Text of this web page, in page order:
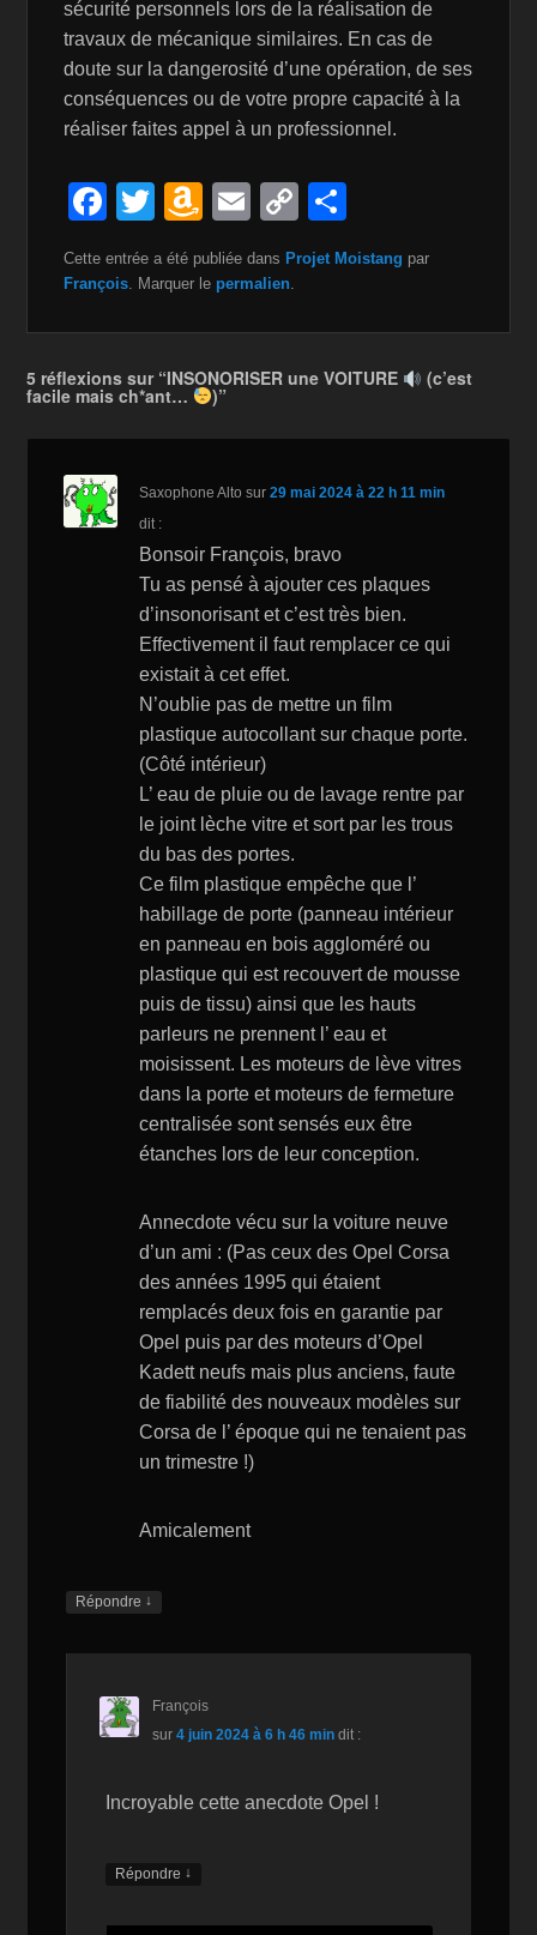
sécurité personnels lors de la réalisation de
travaux de mécanique similaires. En cas de
doute sur la dangerosité d’une opération, de ses
conséquences ou de votre propre capacité à la
réaliser faites appel à un professionnel.
F
c
o
o
k
T
wi
tt
A
m
a
n
W
h
Li
st
E
m
ail
C
o
p
n
k
ar
ta
Cette entrée a été publiée dans Projet Moistang par
François. Marquer le permalien.
5 réflexions sur “INSONORISER une VOITURE (c’est
facile mais ch*ant… )”
Saxophone Alto sur29 mai 2024 à 22 h 11 min
dit :
Bonsoir François, bravo
Tu as pensé à ajouter ces plaques
d’insonorisant et c’est très bien.
Effectivement il faut remplacer ce qui
existait à cet effet.
N’oublie pas de mettre un film
plastique autocollant sur chaque porte.
(Côté intérieur)
L’ eau de pluie ou de lavage rentre par
le joint lèche vitre et sort par les trous
du bas des portes.
Ce film plastique empêche que l’
habillage de porte (panneau intérieur
en panneau en bois aggloméré ou
plastique qui est recouvert de mousse
puis de tissu) ainsi que les hauts
parleurs ne prennent l’ eau et
moisissent. Les moteurs de lève vitres
dans la porte et moteurs de fermeture
centralisée sont sensés eux être
étanches lors de leur conception.
Annecdote vécu sur la voiture neuve
d’un ami : (Pas ceux des Opel Corsa
des années 1995 qui étaient
remplacés deux fois en garantie par
Opel puis par des moteurs d’Opel
Kadett neufs mais plus anciens, faute
de fiabilité des nouveaux modèles sur
Corsa de l’ époque qui ne tenaient pas
un trimestre !)
Amicalement
Répondre ↓
François
sur 4 juin 2024 à 6 h 46 min dit :
Incroyable cette anecdote Opel !
Répondre ↓